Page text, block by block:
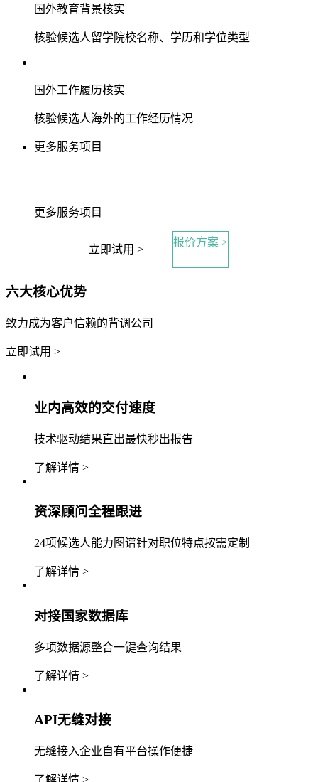
国外教育背景核实
核验候选人留学院校名称、学历和学位类型
国外工作履历核实
核验候选人海外的工作经历情况
更多服务项目
更多服务项目
立即试用 >
报价方案 >
六大核心优势
致力成为客户信赖的背调公司
立即试用 >
业内高效的交付速度
技术驱动结果直出最快秒出报告
了解详情 >
资深顾问全程跟进
24项候选人能力图谱针对职位特点按需定制
了解详情 >
对接国家数据库
多项数据源整合一键查询结果
了解详情 >
API无缝对接
无缝接入企业自有平台操作便捷
了解详情 >